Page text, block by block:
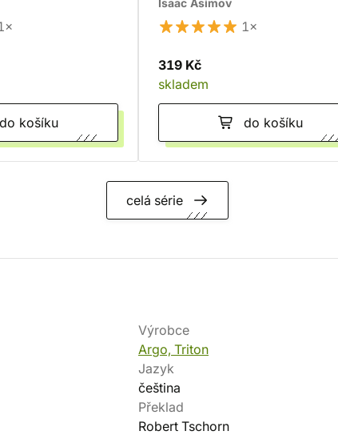
do košíku
Isaac Asimov
1×
319 Kč
skladem
do košíku
celá série
Výrobce
Argo, Triton
Jazyk
čeština
Překlad
Robert Tschorn